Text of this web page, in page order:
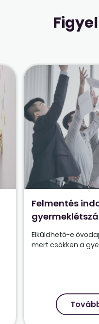
Felmentés
Elküldhető-e
mert csökken a